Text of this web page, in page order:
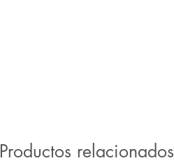
Productos relacionados